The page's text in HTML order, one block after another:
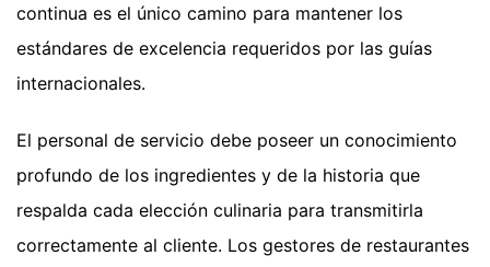
continua es el único camino para mantener los
estándares de excelencia requeridos por las guías
internacionales.
El personal de servicio debe poseer un conocimiento
profundo de los ingredientes y de la historia que
respalda cada elección culinaria para transmitirla
correctamente al cliente. Los gestores de restaurantes